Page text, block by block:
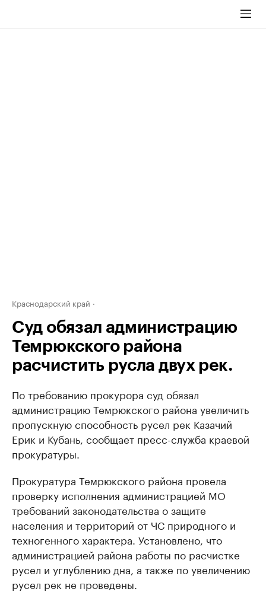
Краснодарский край
Суд обязал администрацию
Темрюкского района
расчистить русла двух рек.
По требованию прокурора суд обязал
администрацию Темрюкского района увеличить
пропускную способность русел рек Казачий
Ерик и Кубань, сообщает пресс-служба краевой
прокуратуры.
Прокуратура Темрюкского района провела
проверку исполнения администрацией МО
требований законодательства о защите
населения и территорий от ЧС природного и
техногенного характера. Установлено, что
администрацией района работы по расчистке
русел и углублению дна, а также по увеличению
русел рек не проведены.